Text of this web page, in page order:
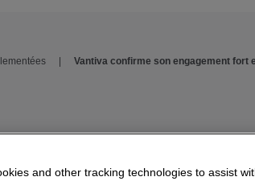
Vantiva confirme son engagement fort
and other tracking technologies to assist